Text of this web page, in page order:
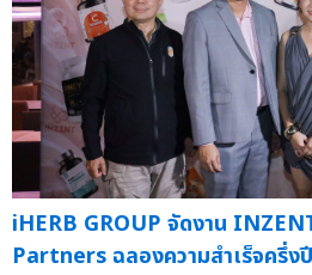
iHERB GROUP จัดงาน
Partners ฉลองความสำเร็จครึ่ง